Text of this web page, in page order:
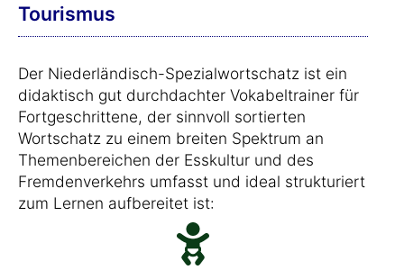
Tourismus
Der Niederländisch-Spezialwortschatz ist ein
didaktisch gut durchdachter Vokabeltrainer für
Fortgeschrittene, der sinnvoll sortierten
Wortschatz zu einem breiten Spektrum an
Themenbereichen der Esskultur und des
Fremdenverkehrs umfasst und ideal strukturiert
zum Lernen aufbereitet ist: